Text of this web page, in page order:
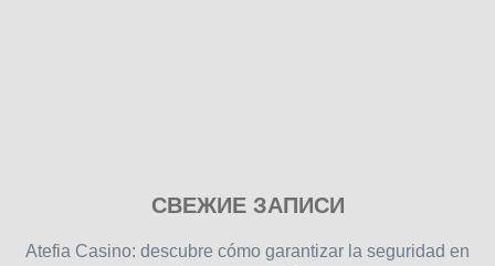
free
СВЕЖИЕ ЗАПИСИ
Atefia Casino: descubre cómo garantizar la seguridad en